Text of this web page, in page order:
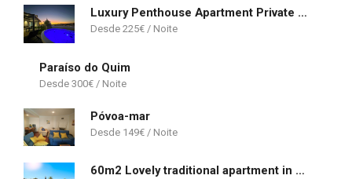
Luxury Penthouse Apartment Private Jacuzzi, Albufeira
225€
Paraíso do Quim
300€
Póvoa-mar
149€
60m2 Lovely traditional apartment in Clube Albufeira